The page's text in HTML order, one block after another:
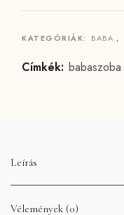
KATEGÓRIÁK: BABA ,
Címkék: babaszoba
Leírás
Vélemények (0)